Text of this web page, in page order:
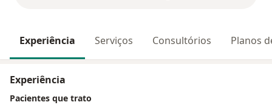
Experiência Serviços Consultórios Planos
Experiência
Pacientes que trato